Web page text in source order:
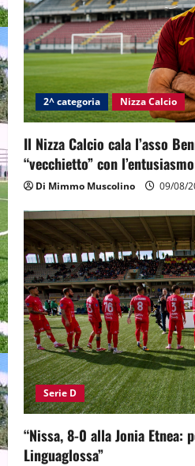
2^ categoria Nizza Calcio
Il Nizza Calcio cala l’asso
“vecchietto” con
Di Mimmo Muscolino 09/08/
Serie D
“Nissa, 8-0 alla Jonia Etnea:
Linguaglossa”